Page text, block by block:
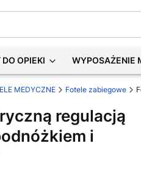
DO OPIEKI WYPOSAŻENIE
MEDYCZNE Fotele zabiegowe
regulacją
i